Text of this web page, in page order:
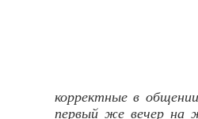
корректные в
первый же вечер на